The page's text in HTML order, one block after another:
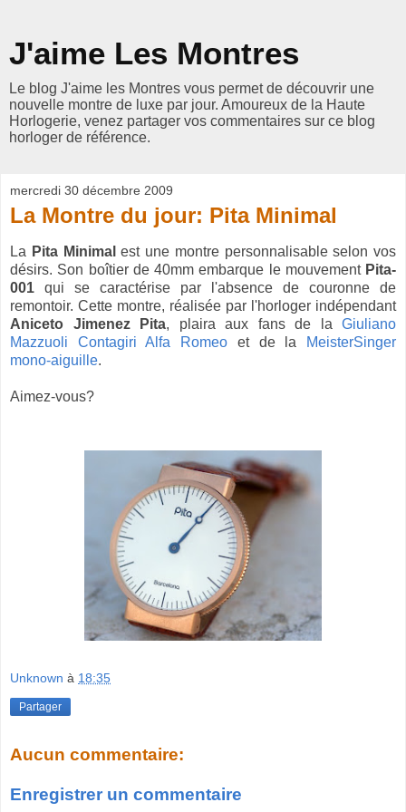
J'aime Les Montres
Le blog J'aime les Montres vous permet de découvrir une
nouvelle montre de luxe par jour. Amoureux de la Haute
Horlogerie, venez partager vos commentaires sur ce blog
horloger de référence.
mercredi 30 décembre 2009
La Montre du jour: Pita Minimal
La Pita Minimal est une montre personnalisable selon vos
désirs. Son boîtier de 40mm embarque le mouvement Pita-
001 qui se caractérise par l'absence de couronne de
remontoir. Cette montre, réalisée par l'horloger indépendant
Aniceto Jimenez Pita, plaira aux fans de la Giuliano
Mazzuoli Contagiri Alfa Romeo et de la
MeisterSinger
mono-aiguille.
Aimez-vous?
Unknown à 18:35
Partager
Aucun commentaire:
Enregistrer un commentaire